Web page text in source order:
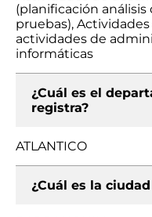
(planificación
pruebas),
actividades de
informáticas
¿Cuál es el
registra?
ATLANTICO
¿Cuál es la